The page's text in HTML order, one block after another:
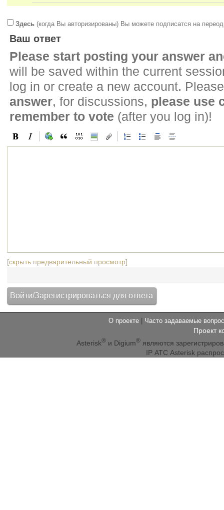
Здесь (когда Вы авторизированы) Вы можете подписатся на
Ваш ответ
Please start posting your answer
will be saved within the current
log in or create a new account.
answer, for discussions, please use
remember to vote (after you log in)!
[скрыть предварительный просмотр]
О проекте Часто задаваемые
Проект
Asterisk® и Digium® являются
IP АТС Asterisk